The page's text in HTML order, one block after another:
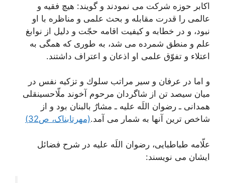
اكابر حوزه شركت مى ‏نمودند و گويند: هيچ فقيه و
عالمى را قدرت مقابله و بحث علمى و مناظره با او
نبود، و در خطابه و كيفيت اقامه حجّت و دليل از نوابغ
علم و منطق شمرده مى‏ شد، به طورى كه همگى به
اعتلاء و تفوّق علمى او اذعان و اعتراف داشتند.
و اما در عرفان و سير مراتب سلوك و تزكيه نفس در
ميان سيصد تن از شاگردان مرحوم آخوند ملّاحسينقلى
همدانى ـ رضوان اللَه عليه ـ مشارٌ بالبنان بود و از
شاخص ترین آنها به شمار می آمد.(مهرتابناک، ص32)
علّامه طباطبايى، رضوان اللَه عليه‏ در شرح فضائل
ایشان می نویسند: